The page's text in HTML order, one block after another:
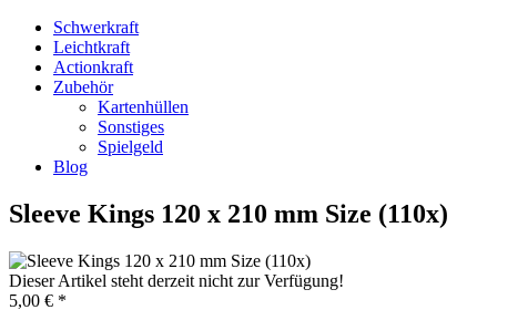
Schwerkraft
Leichtkraft
Actionkraft
Zubehör
Kartenhüllen
Sonstiges
Spielgeld
Blog
Sleeve Kings 120 x 210 mm Size (110x)
Dieser Artikel steht derzeit nicht zur Verfügung!
5,00 € *